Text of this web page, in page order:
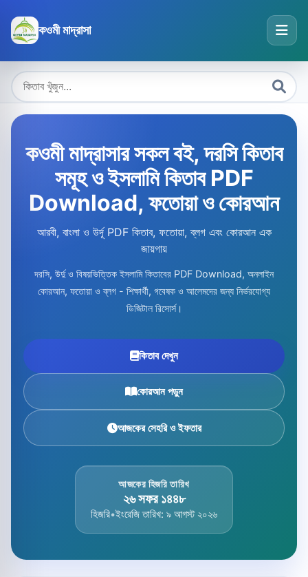
কওমী মাদ্রাসা
কওমী মাদ্রাসার সকল বই, দরসি কিতাব
সমূহ ও ইসলামি কিতাব PDF
Download, ফতোয়া ও কোরআন
আরবী, বাংলা ও উর্দূ PDF কিতাব, ফতোয়া, ব্লগ এবং কোরআন এক
জায়গায়
দরসি, উর্দু ও বিষয়ভিত্তিক ইসলামি কিতাবের PDF Download, অনলাইন
কোরআন, ফতোয়া ও ব্লগ - শিক্ষার্থী, গবেষক ও আলেমদের জন্য নির্ভরযোগ্য
ডিজিটাল রিসোর্স।
কিতাব দেখুন
কোরআন পড়ুন
আজকের সেহরি ও ইফতার
আজকের হিজরি তারিখ
২৬ সফর ১৪৪৮
হিজরি•ইংরেজি তারিখ: ৯ আগস্ট ২০২৬